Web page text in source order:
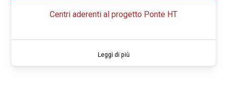
Centri aderenti al progetto Ponte HT
Leggi di più